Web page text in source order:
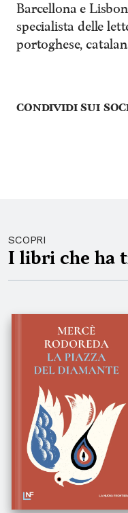
Barcellona e
specialista delle
portoghese,
Condividi sui
SCOPRI
I libri che ha